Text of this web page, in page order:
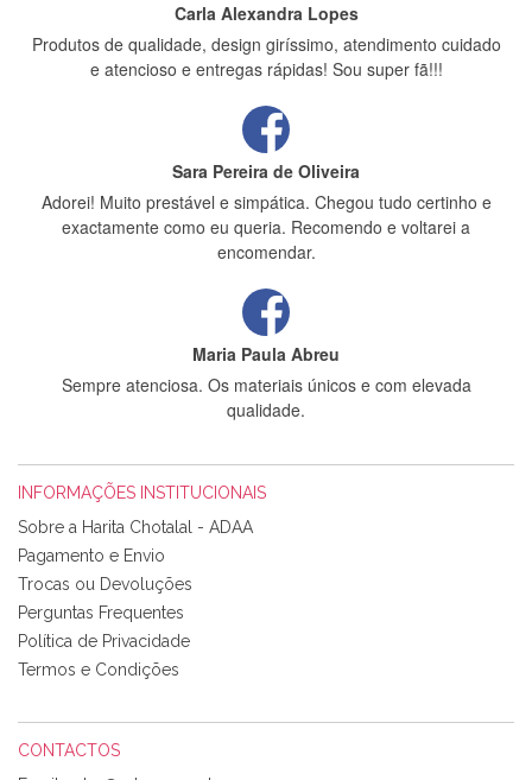
Carla Alexandra Lopes
Produtos de qualidade, design giríssimo, atendimento cuidado
e atencioso e entregas rápidas! Sou super fã!!!
Sara Pereira de Oliveira
Adorei! Muito prestável e simpática. Chegou tudo certinho e
exactamente como eu queria. Recomendo e voltarei a
encomendar.
Maria Paula Abreu
Sempre atenciosa. Os materiais únicos e com elevada
qualidade.
Tudo chegou em condições, pois os produtos vieram muito
bem acondicionados. Estou plenamente satisfeita com os
produtos adquiridos. Relativamente à bolsa, tem um tecido
com um padrão e cores muito bonitas e a execução está
perfeitíssima. Futuramente penso voltar a comprar na vossa
loja, têm excelentes artigos a um preço muito justo. A
INFORMAÇÕES INSTITUCIONAIS
Sobre a Harita Chotalal - ADAA
Pagamento e Envio
Trocas ou Devoluções
Perguntas Frequentes
Política de Privacidade
Termos e Condições
CONTACTOS